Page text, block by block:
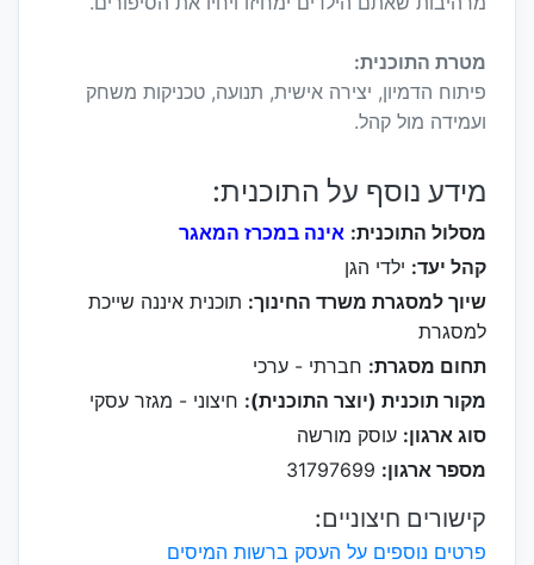
מטרת התוכנית:
פיתוח הדמיון, יצירה אישית, תנועה, טכניקות משחק
ועמידה מול קהל.
מידע נוסף על התוכנית:
מסלול התוכנית: אינה במכרז המאגר
קהל יעד: ילדי הגן
שיוך למסגרת משרד החינוך: תוכנית איננה שייכת
למסגרת
תחום מסגרת: חברתי - ערכי
מקור תוכנית (יוצר התוכנית): חיצוני - מגזר עסקי
סוג ארגון: עוסק מורשה
מספר ארגון:
קישורים חיצוניים:
פרטים נוספים על העסק ברשות המיסים